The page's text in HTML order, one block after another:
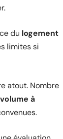
du logement
limites si
atout. Nombre
volume à